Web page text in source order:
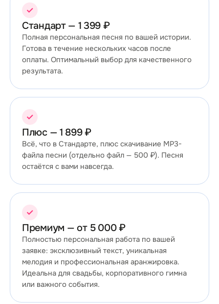
✓
Стандарт — 1 399 ₽
Полная персональная песня по вашей истории.
Готова в течение нескольких часов после
оплаты. Оптимальный выбор для качественного
результата.
✓
Плюс — 1 899 ₽
Всё, что в Стандарте, плюс скачивание MP3-
файла песни (отдельно файл — 500 ₽). Песня
остаётся с вами навсегда.
✓
Премиум — от 5 000 ₽
Полностью персональная работа по вашей
заявке: эксклюзивный текст, уникальная
мелодия и профессиональная аранжировка.
Идеальна для свадьбы, корпоративного гимна
или важного события.